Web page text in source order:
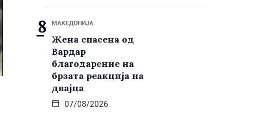
МАКЕДОНИЈА
Жена спасена од
Вардар
благодарение на
брзата реакција на
двајца
07/08/2026